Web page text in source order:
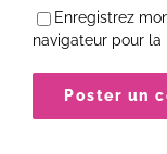
Enregistrez
navigateur pour la